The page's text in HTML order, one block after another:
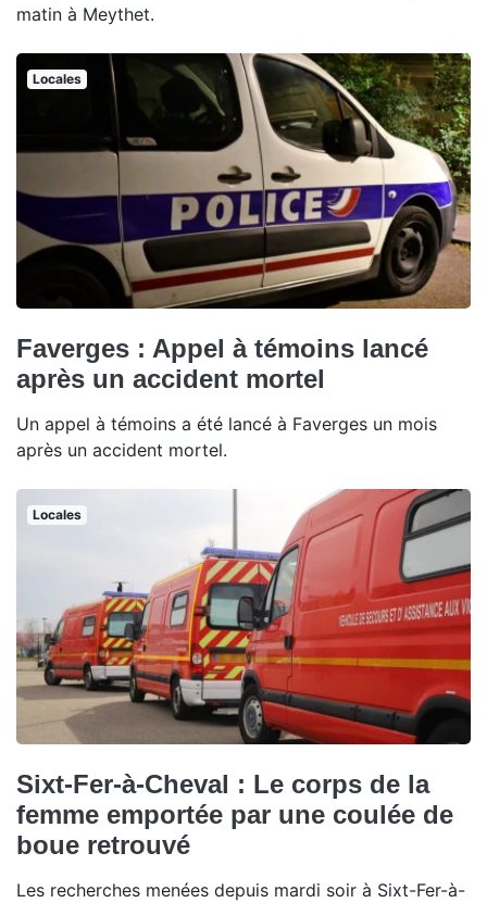
matin à Meythet.
Locales
Faverges : Appel à témoins lancé
après un accident mortel
Un appel à témoins a été lancé à Faverges un mois
après un accident mortel.
Locales
Sixt-Fer-à-Cheval : Le corps de la
femme emportée par une coulée de
boue retrouvé
Les recherches menées depuis mardi soir à Sixt-Fer-à-